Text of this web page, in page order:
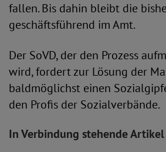
fallen. Bis dahin bleibt die
geschäftsführend im Amt.
Der SoVD, der den Prozess
wird, fordert zur Lösung der
baldmöglichst einen
den Profis der Sozialverbände.
In Verbindung stehende Artikel